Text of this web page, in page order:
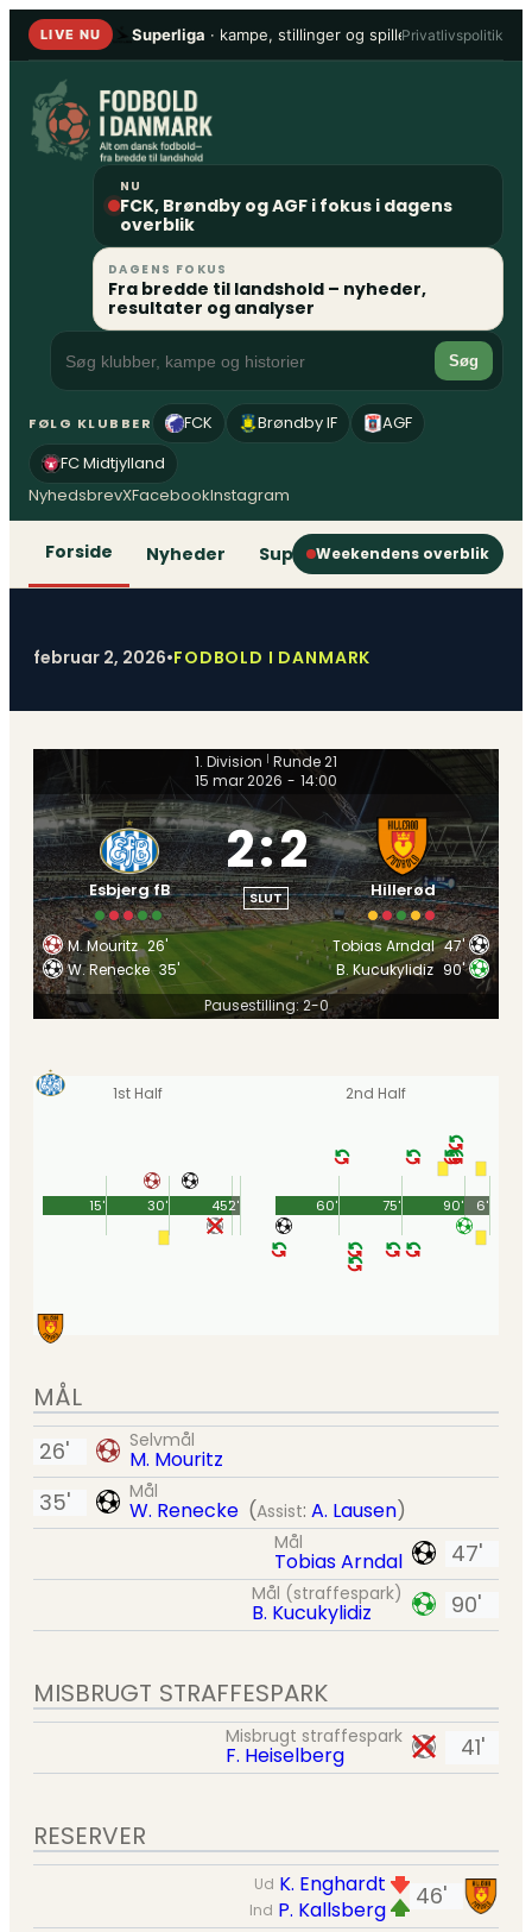
Spring
LIVE NU Superliga · kampe, stillinger og spillere• 1. Division
Privatlivspolitik
NU
FCK, Brøndby og AGF i fokus i dagens
overblik
DAGENS FOKUS
Fra bredde til landshold – nyheder,
resultater og analyser
Søg
FØLG KLUBBER FCK Brøndby IF
AGF
FC Midtjylland
NyhedsbrevXFacebookInstagram
Forside Nyheder Superliga 1. Division 2.
Weekendens overblik
februar 2, 2026•FODBOLD I DANMARK
1. Division Runde 21
15 mar 2026 - 14:00
Esbjerg fB
2:2
SLUT Hillerød
M. Mouritz 26'
W. Renecke 35'
Tobias Arndal 47'
B. Kucukylidiz 90'
Pausestilling: 2-0
1st Half
45'
15' 30' 2'
2nd Half
90'
60' 75' 6'
MÅL
Selvmål
M. Mouritz
26'
Mål
W. Renecke (Assist: A. Lausen)
35'
47'
Mål
Tobias Arndal
90'
Mål (straffespark)
B. Kucukylidiz
MISBRUGT STRAFFESPARK
41'
Misbrugt straffespark
F. Heiselberg
RESERVER
46'
Ud K. Enghardt
Ind P. Kallsberg